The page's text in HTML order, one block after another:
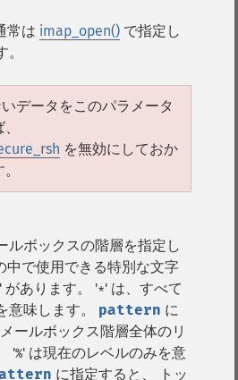
常は imap_open() で指定し
データをこのパラメータ
を無効にしておか
ルボックスの階層を指定し
中で使用できる特別な文字
' があります。 '*' は、すべて
意味します。 pattern に
ールボックス階層全体のリ
'%' は現在のレベルのみを意
に指定すると、 トッ